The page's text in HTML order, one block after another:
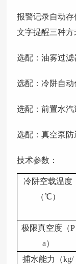
报警记录自动存
文字提醒三种方
选配：油雾过滤
选配：冷阱自动
选配：前置水汽
选配：真空泵防
技术参数：
冷阱空载温度
（℃）
极限真空度（P
a）
捕水能力（kg/